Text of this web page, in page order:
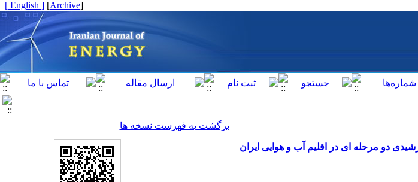
[
Archive
]
[ English ]
برگشت به فهرست نسخه ها
دو مرحله ای در اقلیم آب و هوایی ایران